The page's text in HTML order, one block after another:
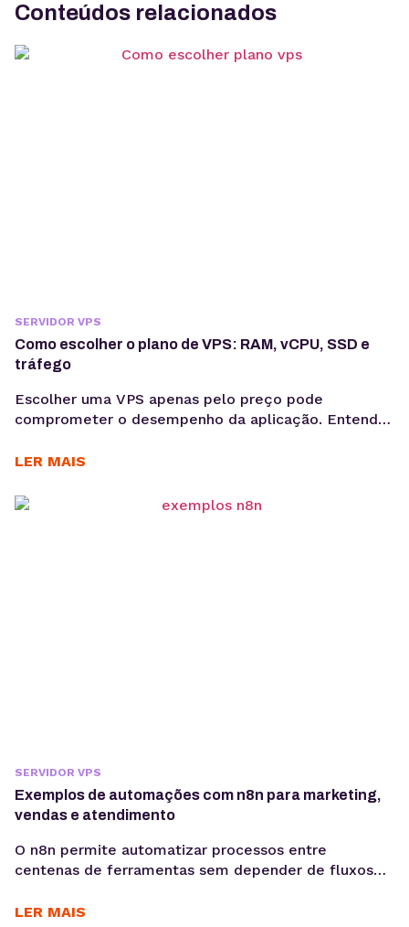
Conteúdos relacionados
SERVIDOR VPS
Como escolher o plano de VPS: RAM, vCPU, SSD e
tráfego
Escolher uma VPS apenas pelo preço pode
comprometer o desempenho da aplicação. Entenda
para dimensionar a infraestrutura de forma técnica e
plano VPS exige uma análise que vai além do valor
LER MAIS
SERVIDOR VPS
Exemplos de automações com n8n para marketing,
vendas e atendimento
O n8n permite automatizar processos entre
centenas de ferramentas sem depender de fluxos
marketing, vendas, atendimento e desenvolvimento.
LER MAIS